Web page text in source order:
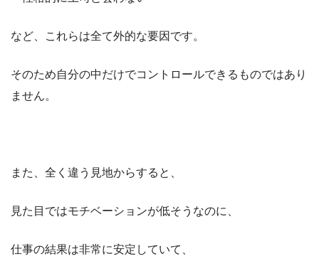
など、これらは全て外的な要因です。
そのため自分の中だけでコントロールできるものではあり
ません。
また、全く違う見地からすると、
見た目ではモチベーションが低そうなのに、
仕事の結果は非常に安定していて、